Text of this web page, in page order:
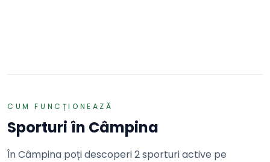
CUM FUNCȚIONEAZĂ
Sporturi în Câmpina
În Câmpina poți descoperi 2 sporturi active pe